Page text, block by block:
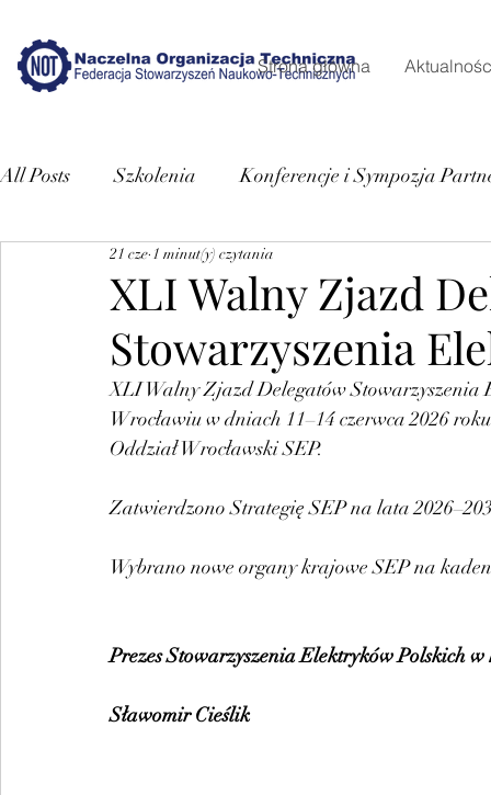
Strona główna
All Posts Szkolenia Konferencje i Sympozja
XLI Walny Zjazd
Stowarzyszenia
21 cze 1 minut(y) czytania
XLI Walny Zjazd Delegatów Stowarzyszenia
Wrocławiu w dniach 11–14 czerwca 2026
Oddział Wrocławski SEP.
Zatwierdzono Strategię SEP na lata
Wybrano nowe organy krajowe SEP na
Prezes Stowarzyszenia Elektryków Polskich w
Sławomir Cieślik